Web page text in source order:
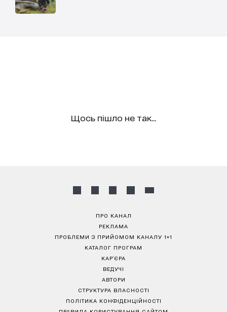
Щось пішло не так...
ПРО КАНАЛ
РЕКЛАМА
ПРОБЛЕМИ З ПРИЙОМОМ КАНАЛУ 1+1
КАТАЛОГ ПРОГРАМ
КАР’ЄРА
ВЕДУЧІ
АВТОРИ
СТРУКТУРА ВЛАСНОСТІ
ПОЛІТИКА КОНФІДЕНЦІЙНОСТІ